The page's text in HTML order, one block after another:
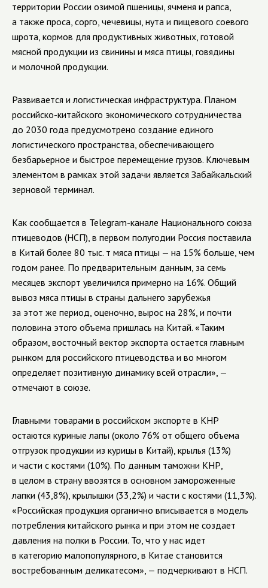
территории России озимой пшеницы, ячменя и рапса,
а также проса, сорго, чечевицы, нута и пищевого соевого
шрота, кормов для продуктивных животных, готовой
мясной продукции из свинины и мяса птицы, говядины
и молочной продукции.
Развивается и логистическая инфраструктура. Планом
российско-китайского экономического сотрудничества
до 2030 года предусмотрено создание единого
логистического пространства, обеспечивающего
безбарьерное и быстрое перемещение грузов. Ключевым
элементом в рамках этой задачи является Забайкальский
зерновой терминал.
Как сообщается в Telegram-канале Национального союза
птицеводов (НСП), в первом полугодии Россия поставила
в Китай более 80 тыс. т мяса птицы — на 15% больше, чем
годом ранее. По предварительным данным, за семь
месяцев экспорт увеличился примерно на 16%. Общий
вывоз мяса птицы в страны дальнего зарубежья
за этот же период, оценочно, вырос на 28%, и почти
половина этого объема пришлась на Китай. «Таким
образом, восточный вектор экспорта остается главным
рынком для российского птицеводства и во многом
определяет позитивную динамику всей отрасли», —
отмечают в союзе.
Главными товарами в российском экспорте в КНР
остаются куриные лапы (около 76% от общего объема
отгрузок продукции из курицы в Китай), крылья (13%)
и части с костями (10%). По данным таможни КНР,
в целом в страну ввозятся в основном замороженные
лапки (43,8%), крылышки (33,2%) и части с костями (11,3%).
«Российская продукция органично вписывается в модель
потребления китайского рынка и при этом не создает
давления на полки в России. То, что у нас идет
в категорию малопопулярного, в Китае становится
востребованным деликатесом», — подчеркивают в НСП.